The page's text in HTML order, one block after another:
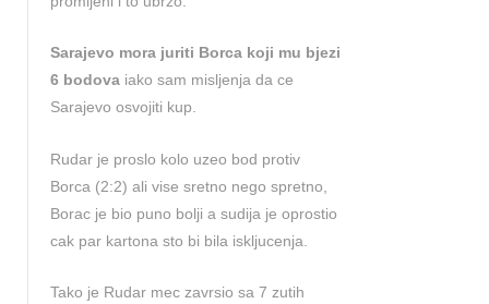
Sarajevo mora juriti Borca koji mu bjezi
6 bodova iako sam misljenja da ce
Sarajevo osvojiti kup.
Rudar je proslo kolo uzeo bod protiv
Borca (2:2) ali vise sretno nego spretno,
Borac je bio puno bolji a sudija je oprostio
cak par kartona sto bi bila iskljucenja.
Tako je Rudar mec zavrsio sa 7 zutih